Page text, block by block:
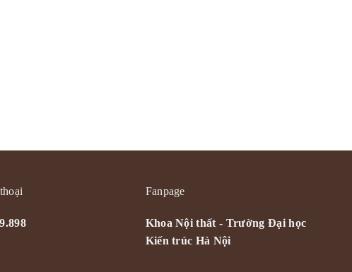
Fanpage
Khoa Nội thất - Trường Đại học
Kiến trúc Hà Nội